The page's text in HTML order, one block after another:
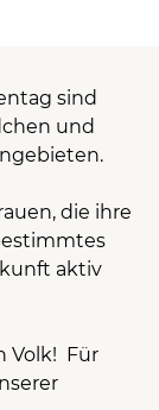
sind
und
die ihre
aktiv
Volk! Für